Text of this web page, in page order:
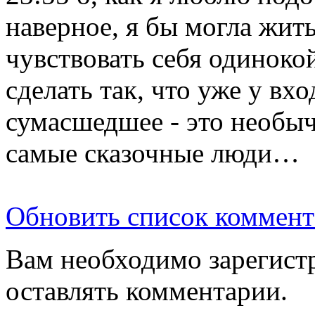
наверное, я бы могла
чувствовать себя
сделать так, что уже у
сумасшедшее - это
самые сказочные люди…
Обновить список
Вам необходимо
оставлять комментарии.